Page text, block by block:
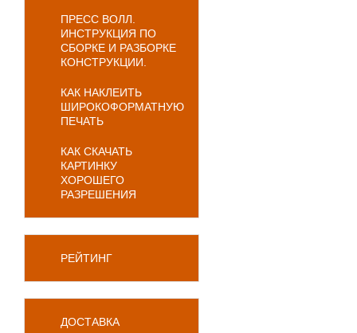
ПРЕСС ВОЛЛ.
ИНСТРУКЦИЯ ПО
СБОРКЕ И РАЗБОРКЕ
КОНСТРУКЦИИ.
КАК НАКЛЕИТЬ
ШИРОКОФОРМАТНУЮ
ПЕЧАТЬ
КАК СКАЧАТЬ
КАРТИНКУ
ХОРОШЕГО
РАЗРЕШЕНИЯ
РЕЙТИНГ
ДОСТАВКА